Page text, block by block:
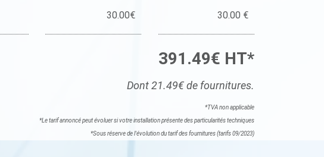
30.00€ 30.00 €
391.49€ HT*
Dont 21.49€ de fournitures.
*TVA non applicable
*Le tarif annoncé peut évoluer si votre installation présente des particularités techniques
*Sous réserve de l'évolution du tarif des fournitures (tarifs 09/2023)